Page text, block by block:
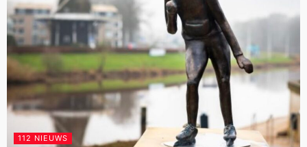
112 NIEUWS